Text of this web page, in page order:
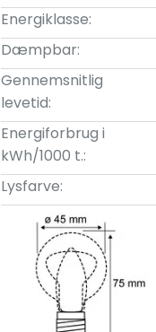
Energiklasse:
Dæmpbar:
Gennemsnitlig
levetid:
Energiforbrug i
kWh/1000 t.:
Lysfarve: